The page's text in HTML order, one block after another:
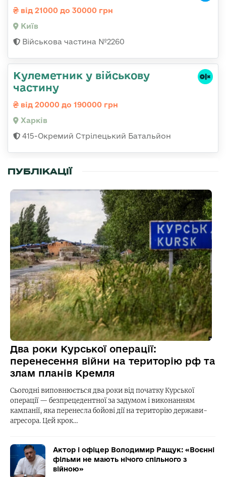
від 21000 до 30000 грн
Київ
Військова частина №2260
Кулеметник у військову
частину
від 20000 до 190000 грн
Харків
415-Окремий Стрілецький Батальйон
ПУБЛІКАЦІЇ
Два роки Курської операції:
перенесення війни на територію рф та
злам планів Кремля
Сьогодні виповнюється два роки від початку Курської
операції — безпрецедентної за задумом і виконанням
кампанії, яка перенесла бойові дії на територію держави-
агресора. Цей крок…
Актор і офіцер Володимир Ращук: «Воєнні
фільми не мають нічого спільного з
війною»